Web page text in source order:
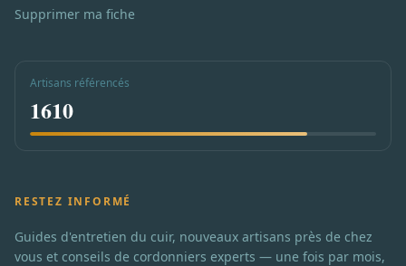
Supprimer ma fiche
Artisans référencés
1610
RESTEZ INFORMÉ
Guides d'entretien du cuir, nouveaux artisans près de chez
vous et conseils de cordonniers experts — une fois par mois,